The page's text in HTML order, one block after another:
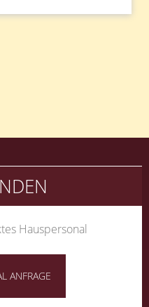
Hauspersonal
ANFRAGE